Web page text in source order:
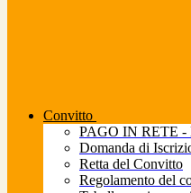
Convitto
PAGO IN RETE
Domanda di
Retta del Convitto
Regolamento del